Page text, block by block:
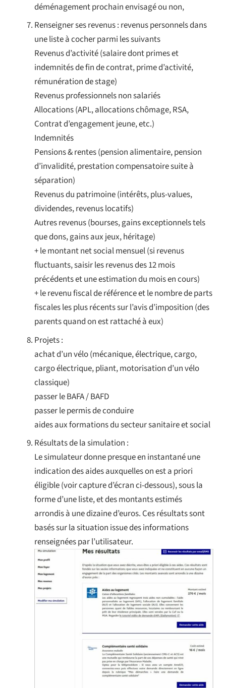
déménagement prochain envisagé ou non,
Renseigner ses revenus : revenus personnels dans
une liste à cocher parmi les suivants
Revenus d’activité (salaire dont primes et
indemnités de fin de contrat, prime d’activité,
rémunération de stage)
Revenus professionnels non salariés
Allocations (APL, allocations chômage, RSA,
Contrat d’engagement jeune, etc.)
Indemnités
Pensions & rentes (pension alimentaire, pension
d’invalidité, prestation compensatoire suite à
séparation)
Revenus du patrimoine (intérêts, plus-values,
dividendes, revenus locatifs)
Autres revenus (bourses, gains exceptionnels tels
que dons, gains aux jeux, héritage)
+ le montant net social mensuel (si revenus
fluctuants, saisir les revenus des 12 mois
précédents et une estimation du mois en cours)
+ le revenu fiscal de référence et le nombre de parts
fiscales les plus récents sur l’avis d’imposition (des
parents quand on est rattaché à eux)
Projets :
achat d’un vélo (mécanique, électrique, cargo,
cargo électrique, pliant, motorisation d’un vélo
classique)
passer le BAFA / BAFD
passer le permis de conduire
aides aux formations du secteur sanitaire et social
Résultats de la simulation :
Le simulateur donne presque en instantané une
indication des aides auxquelles on est a priori
éligible (voir capture d’écran ci-dessous), sous la
forme d’une liste, et des montants estimés
arrondis à une dizaine d’euros. Ces résultats sont
basés sur la situation issue des informations
renseignées par l’utilisateur.